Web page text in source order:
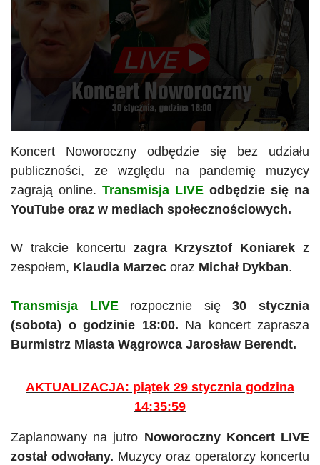
Koncert Noworoczny odbędzie się bez udziału
publiczności, ze względu na pandemię muzycy
zagrają online. Transmisja LIVE odbędzie się na
YouTube oraz w mediach społecznościowych.
W trakcie koncertu zagra Krzysztof Koniarek z
zespołem, Klaudia Marzec oraz Michał Dykban.
Transmisja LIVErozpocznie się30 stycznia
(sobota) o godzinie 18:00. Na koncert zaprasza
Burmistrz Miasta Wągrowca Jarosław Berendt.
AKTUALIZACJA: piątek 29 stycznia godzina
14:35:59
Zaplanowany na jutro Noworoczny Koncert LIVE
został odwołany. Muzycy oraz operatorzy koncertu